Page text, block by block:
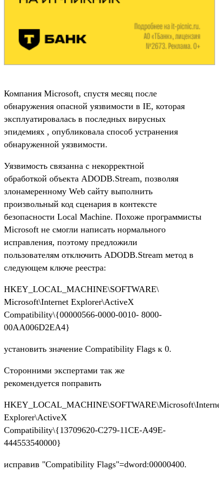
Компания Microsoft, спустя месяц после
обнаружения опасной уязвимости в IE, которая
эксплуатировалась в последных вирусных
эпидемиях , опубликовала способ устранения
обнаруженной уязвимости.
Уязвимость связанна с некорректной
обработкой объекта ADODB.Stream, позволяя
злонамеренному Web сайту выполнить
произвольный код сценария в контексте
безопасности Local Machine. Похоже программисты
Microsoft не смогли написать нормального
исправления, поэтому предложили
пользователям отключить ADODB.Stream метод в
следующем ключе реестра:
HKEY_LOCAL_MACHINE\SOFTWARE\
Microsoft\Internet Explorer\ActiveX
Compatibility\{00000566-0000-0010- 8000-
00AA006D2EA4}
установить значение Compatibility Flags к 0.
Сторонними экспертами так же
рекомендуется поправить
Explorer\ActiveX
Compatibility\{13709620-C279-11CE-A49E-
444553540000}
исправив "Compatibility Flags"=dword:00000400.